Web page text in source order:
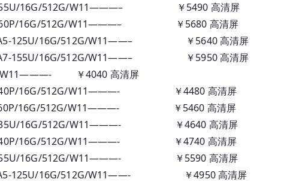
16G/512G/W11———– ￥5490 高清屏
16G/512G/W11———– ￥5680 高清屏
16G/512G/W11——– ￥5640 高清屏
16G/512G/W11——– ￥5950 高清屏
W11———- ￥4040 高清屏
16G/512G/W11———- ￥4480 高清屏
16G/512G/W11———- ￥5460 高清屏
16G/512G/W11———- ￥4640 高清屏
16G/512G/W11———- ￥4740 高清屏
16G/512G/W11———- ￥5590 高清屏
16G/512G/W11——- ￥4950 高清屏